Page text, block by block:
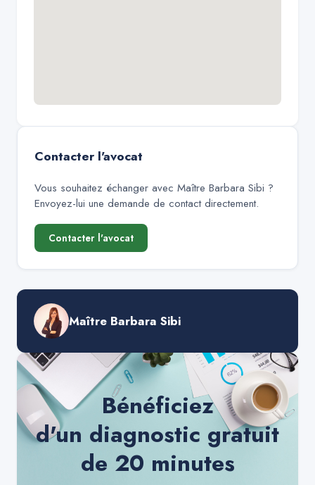
Contacter l'avocat
Vous souhaitez échanger avec Maître Barbara Sibi ?
Envoyez-lui une demande de contact directement.
Contacter l'avocat
Maître Barbara Sibi
Bénéficiez
d'un diagnostic gratuit
de 20 minutes